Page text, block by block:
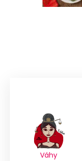
Váhy